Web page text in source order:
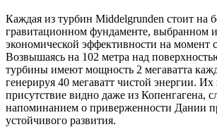
Каждая из турбин Middelgrunden стоит на
гравитационном фундаменте, выбранном
экономической эффективности на момент
Возвышаясь на 102 метра над
турбины имеют мощность 2 мегаватта
генерируя 40 мегаватт чистой энергии.
присутствие видно даже из Копенгагена,
напоминанием о приверженности Дании
устойчивого развития.